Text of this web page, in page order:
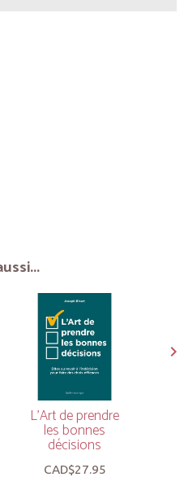
L'Art de prendre
les bonnes
décisions
CAD$27.95